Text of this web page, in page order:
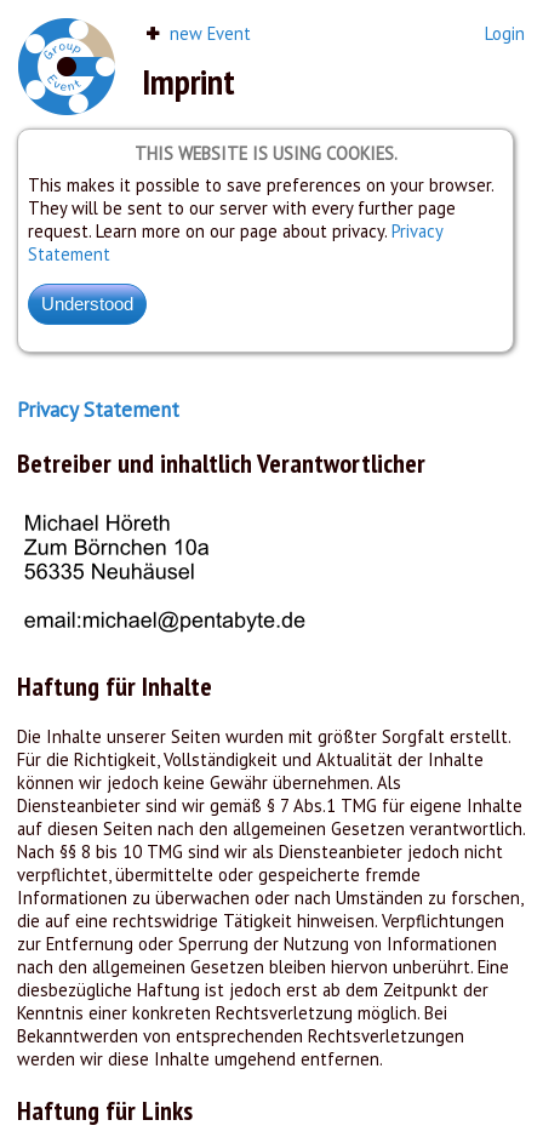
new Event Login
Imprint
THIS WEBSITE IS USING COOKIES.
This makes it possible to save preferences on your browser.
They will be sent to our server with every further page
request. Learn more on our page about privacy. Privacy
Statement
Privacy Statement
Betreiber und inhaltlich Verantwortlicher
Haftung für Inhalte
Die Inhalte unserer Seiten wurden mit größter Sorgfalt erstellt.
Für die Richtigkeit, Vollständigkeit und Aktualität der Inhalte
können wir jedoch keine Gewähr übernehmen. Als
Diensteanbieter sind wir gemäß § 7 Abs.1 TMG für eigene Inhalte
auf diesen Seiten nach den allgemeinen Gesetzen verantwortlich.
Nach §§ 8 bis 10 TMG sind wir als Diensteanbieter jedoch nicht
verpflichtet, übermittelte oder gespeicherte fremde
Informationen zu überwachen oder nach Umständen zu forschen,
die auf eine rechtswidrige Tätigkeit hinweisen. Verpflichtungen
zur Entfernung oder Sperrung der Nutzung von Informationen
nach den allgemeinen Gesetzen bleiben hiervon unberührt. Eine
diesbezügliche Haftung ist jedoch erst ab dem Zeitpunkt der
Kenntnis einer konkreten Rechtsverletzung möglich. Bei
Bekanntwerden von entsprechenden Rechtsverletzungen
werden wir diese Inhalte umgehend entfernen.
Haftung für Links